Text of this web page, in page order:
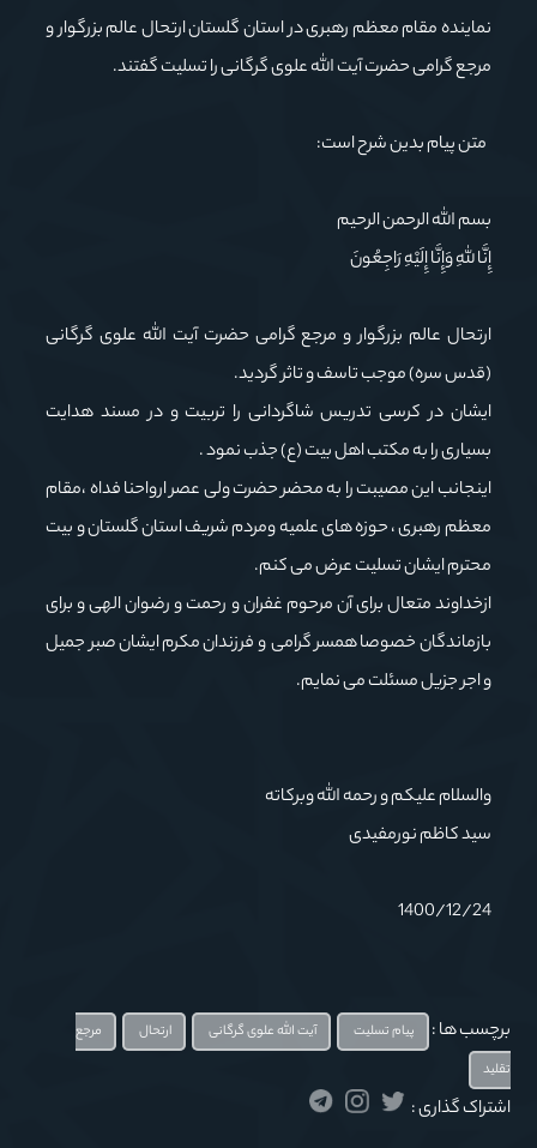
نماینده مقام معظم رهبری در استان گلستان ارتحال عالم بزرگوار و
مرجع گرامی حضرت آیت ‌الله علوی گرگانی را تسلیت گفتند.
متن پیام بدین شرح است:
بسم الله الرحمن الرحیم
إِنَّا لِلَّهِ وَإِنَّا إِلَیْهِ رَاجِعُونَ
ارتحال عالم بزرگوار و مرجع گرامی حضرت آیت الله علوی گرگانی
(قدس سره) موجب تاسف و تاثر گردید.
ایشان در کرسی تدریس شاگردانی را تربیت و در مسند هدایت
بسیاری را به مکتب اهل بیت (ع) جذب نمود .
اینجانب این مصیبت را به محضر حضرت ولی عصر ارواحنا فداه ،مقام
معظم رهبری ، حوزه های علمیه ومردم شریف استان گلستان و بیت
محترم ایشان تسلیت عرض می کنم.
ازخداوند متعال برای آن مرحوم غفران و رحمت و رضوان الهی و برای
بازماندگان خصوصا همسر گرامی و فرزندان مکرم ایشان صبر جمیل
و اجر جزیل مسئلت می نمایم.
والسلام علیکم و رحمه الله وبرکاته
سید کاظم نورمفیدی
1400/12/24
برچسب ها : پیام تسلیت آیت الله علوی گرگانی ارتحال
مرجع
تقلید
اشتراک گذاری :